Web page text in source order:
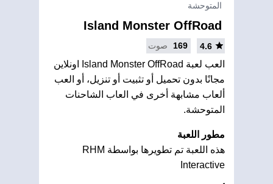
المتوحشة
Island Monster OffRoad
4.6
169 صوت
العب لعبة Island Monster OffRoad اونلاين
مجانًا بدون تحميل أو تثبيت أو تنزيل، أو العب
ألعاب مشابهة أخرى في العاب الشاحنات
المتوحشة.
مطور اللعبة
هذه اللعبة تم تطويرها بواسطة RHM
Interactive